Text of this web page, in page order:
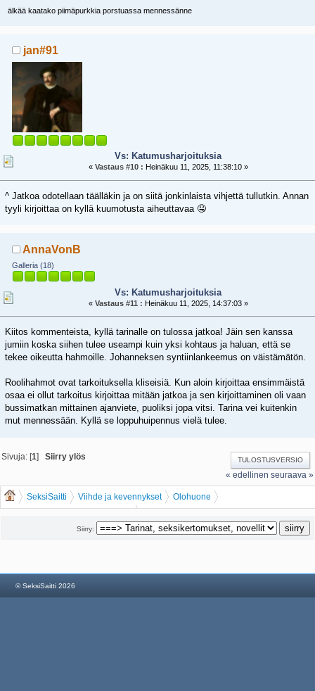
älkää kaatako piimäpurkkia porstuassa mennessänne
jan#91
Vs: Katumusharjoituksia
« Vastaus #10 : Heinäkuu 11, 2025, 11:38:10 »
^ Jatkoa odotellaan täälläkin ja on siitä jonkinlaista vihjettä tullutkin. Annan
tyyli kirjoittaa on kyllä kuumotusta aiheuttavaa 🤤
AnnaVonB
Galleria (18)
Vs: Katumusharjoituksia
« Vastaus #11 : Heinäkuu 11, 2025, 14:37:03 »
Kiitos kommenteista, kyllä tarinalle on tulossa jatkoa! Jäin sen kanssa
jumiin koska siihen tulee useampi kuin yksi kohtaus ja haluan, että se
tekee oikeutta hahmoille. Johanneksen syntiinlankeemus on väistämätön.
Roolihahmot ovat tarkoituksella kliseisiä. Kun aloin kirjoittaa ensimmäistä
osaa ei ollut tarkoitus kirjoittaa mitään jatkoa ja sen kirjoittaminen oli vaan
bussimatkan mittainen ajanviete, puoliksi jopa vitsi. Tarina vei kuitenkin
mut mennessään. Kyllä se loppuhuipennus vielä tulee.
TULOSTUSVERSIO
Sivuja: [1]Siirry ylös
« edellinen seuraava »
SeksiSaitti Viihde ja kevennykset
Olohuone
Tarinat, seksikertomukset, novellit
Katumusharjoituksia
Siirry:
© SeksiSaitti 2026